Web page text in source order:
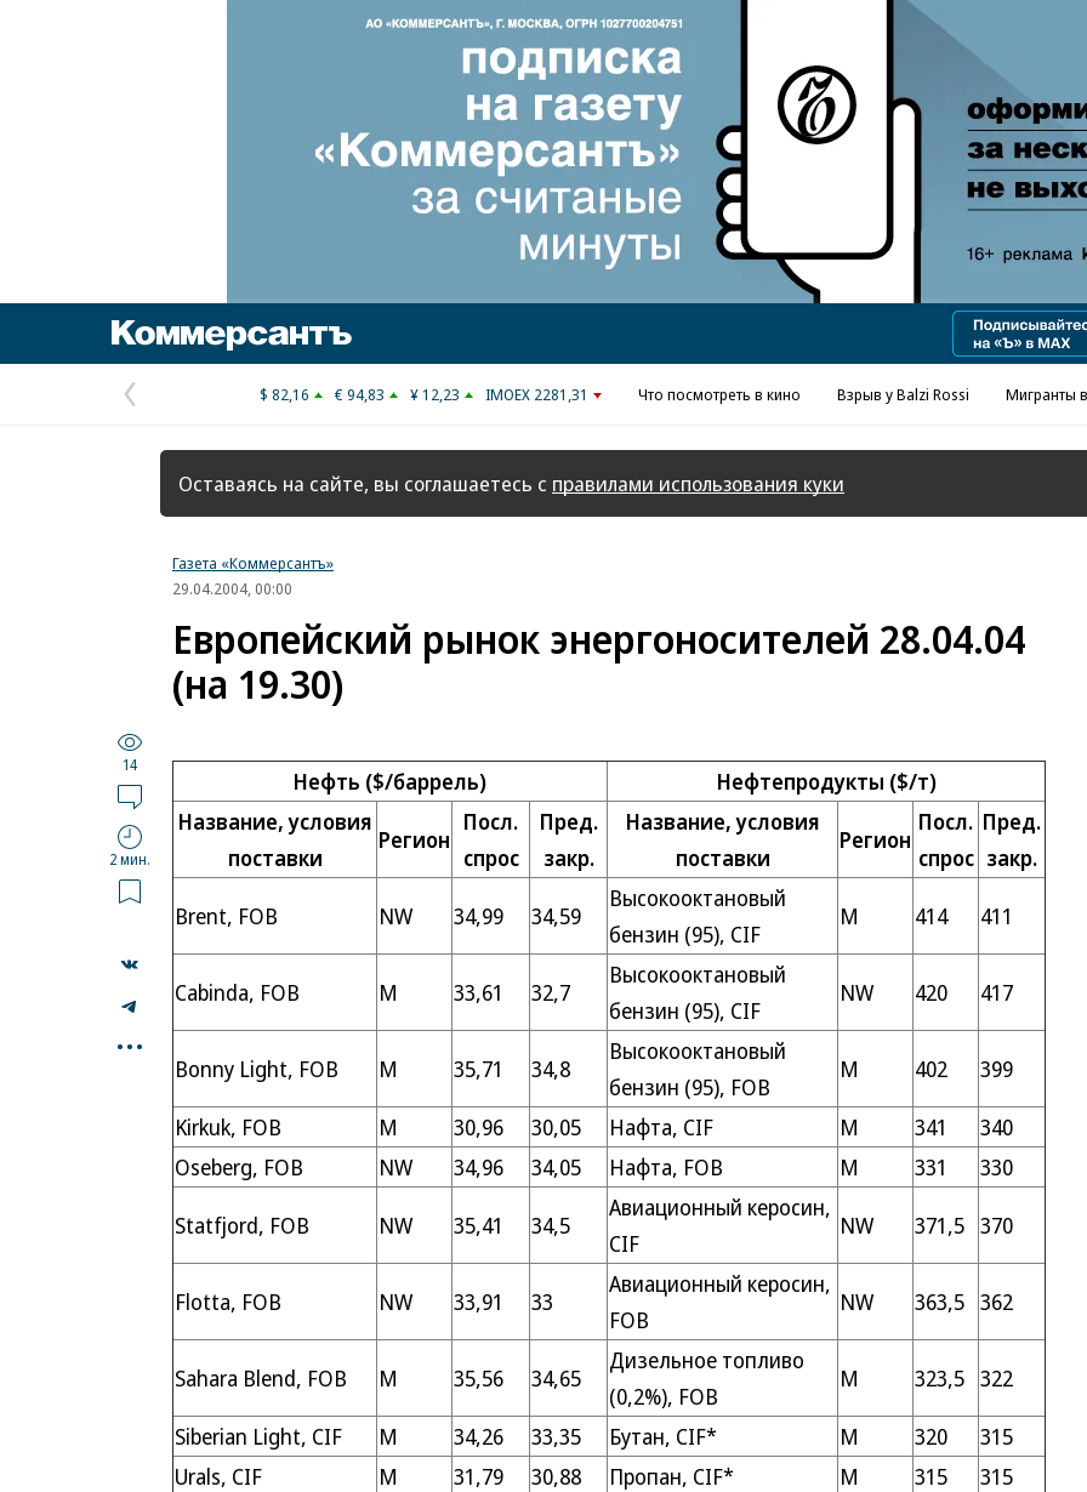
Реклама в «Ъ» www.kommersant.ru/ad
Предыдущая
страница
$ 82,16 € 94,83 ¥ 12,23 IMOEX 2281,31 Что посмотреть в кино Взрыв у Balzi Rossi Мигранты
Оставаясь на сайте, вы соглашаетесь с правилами использования куки
Газета «Коммерсантъ»
29.04.2004, 00:00
Европейский рынок энергоносителей 28.04.04
(на 19.30)
14
2 мин.
...
Нефть ($/баррель)
Нефтепродукты ($/т)
Название, условия
поставки
Регион
Посл.
спрос
Пред.
закр.
Название, условия
поставки
Регион
Посл.
спрос
Пред.
закр.
Brent, FOB
NW 34,99 34,59
Высокооктановый
бензин (95), CIF
M 414 411
Cabinda, FOB M 33,61 32,7
Высокооктановый
бензин (95), CIF
NW 420 417
Bonny Light, FOB M 35,71 34,8
Высокооктановый
бензин (95), FOB
M 402
399
Kirkuk, FOB
M 30,96 30,05 Нафта, CIF M 341
340
Oseberg, FOB
NW 34,96 34,05 Нафта, FOB M 331
330
Statfjord, FOB
NW 35,41 34,5
Авиационный керосин,
CIF
NW 371,5 370
Flotta, FOB NW 33,91 33
Авиационный керосин,
FOB
NW 363,5 362
Sahara Blend, FOB M 35,56 34,65
Дизельное топливо
(0,2%), FOB
M 323,5 322
Siberian Light, CIF
M 34,26 33,35 Бутан, CIF* M 320
315
Urals, CIF
M 31,79 30,88 Пропан, CIF* M 315
315